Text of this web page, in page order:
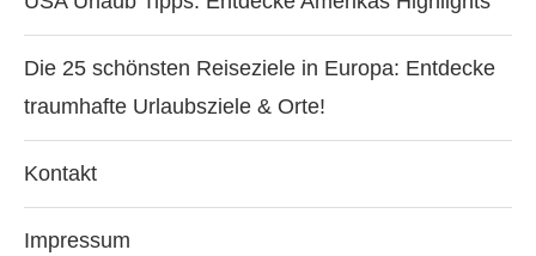
Die 25 schönsten Reiseziele in Europa: Entdecke
traumhafte Urlaubsziele & Orte!
Kontakt
Impressum